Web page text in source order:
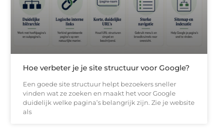
Hoe verbeter je je site structuur voor Google?
Een goede site structuur helpt bezoekers sneller
vinden wat ze zoeken en maakt het voor Google
duidelijk welke pagina’s belangrijk zijn. Zie je website
als